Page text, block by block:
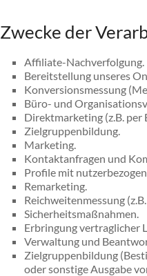
Zwecke der
Affiliate-Nachverfolgung.
Bereitstellung unseres
Konversionsmessung
Büro- und
Direktmarketing (z.B. per
Zielgruppenbildung.
Marketing.
Kontaktanfragen und
Profile mit
Remarketing.
Reichweitenmessung
Sicherheitsmaßnahmen.
Erbringung vertraglicher
Verwaltung und
Zielgruppenbildung
oder sonstige Ausgabe